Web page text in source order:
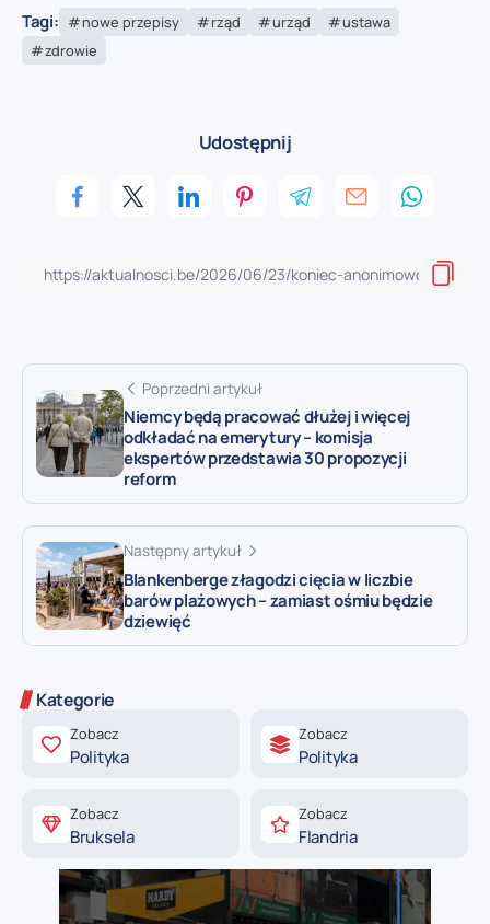
Tagi: nowe przepisy rząd urząd
ustawa
zdrowie
Udostępnij
Poprzedni artykuł
Niemcy będą pracować dłużej i więcej
odkładać na emerytury – komisja
ekspertów przedstawia 30 propozycji
reform
Następny artykuł
Blankenberge złagodzi cięcia w liczbie
barów plażowych – zamiast ośmiu będzie
dziewięć
Kategorie
Zobacz
Polityka
Zobacz
Polityka
Zobacz
Bruksela
Zobacz
Flandria